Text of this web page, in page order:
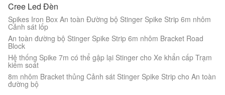
Cree Led Đèn
Spikes Iron Box An toàn Đường bộ Stinger Spike Strip 6m nhôm
Cảnh sát lốp
An toàn đường bộ Stinger Spike Strip 6m nhôm Bracket Road
Block
Hệ thống Spike 7m có thể gập lại Stinger cho Xe khẩn cấp Trạm
kiểm soát
8m nhôm Bracket thủng Cảnh sát Stinger Spike Strip cho An toàn
đường bộ